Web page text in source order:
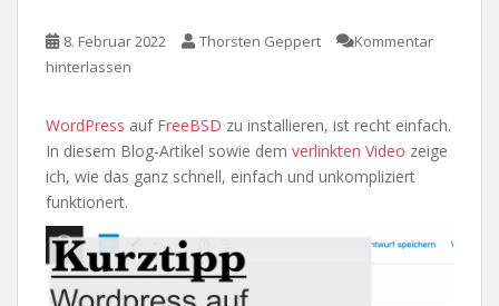
8. Februar 2022 Thorsten Geppert
Kommentar
hinterlassen
WordPress auf FreeBSD zu installieren, ist recht einfach.
In diesem Blog-Artikel sowie dem verlinkten Video zeige
ich, wie das ganz schnell, einfach und unkompliziert
funktionert.